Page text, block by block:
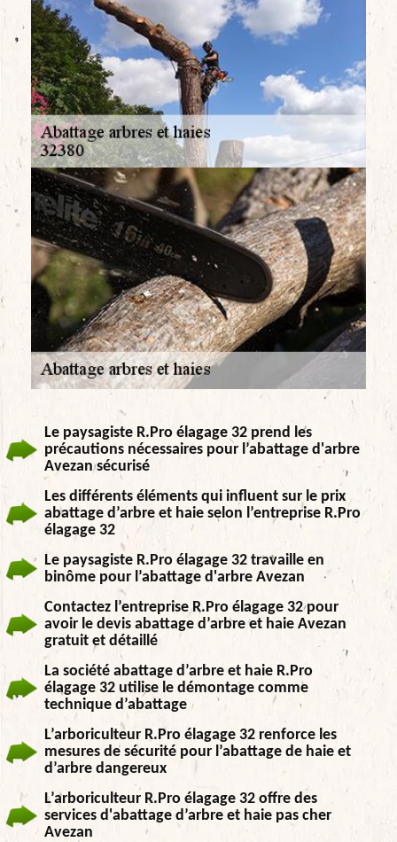
Le paysagiste R.Pro élagage 32 prend les
précautions nécessaires pour l’abattage d'arbre
Avezan sécurisé
Les différents éléments qui influent sur le prix
abattage d’arbre et haie selon l’entreprise R.Pro
élagage 32
Le paysagiste R.Pro élagage 32 travaille en
binôme pour l’abattage d'arbre Avezan
Contactez l’entreprise R.Pro élagage 32 pour
avoir le devis abattage d’arbre et haie Avezan
gratuit et détaillé
La société abattage d’arbre et haie R.Pro
élagage 32 utilise le démontage comme
technique d’abattage
L’arboriculteur R.Pro élagage 32 renforce les
mesures de sécurité pour l’abattage de haie et
d’arbre dangereux
L’arboriculteur R.Pro élagage 32 offre des
services d'abattage d’arbre et haie pas cher
Avezan